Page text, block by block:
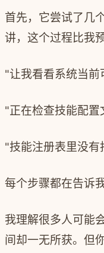
首先，它尝试了几
讲，这个过程比我
"让我看看系统当前
"正在检查技能配置
"技能注册表里没
每个步骤都在告诉
我理解很多人可能
间却一无所获。但